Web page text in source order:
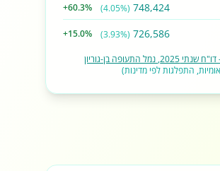
748,424
(4.05%)
+60.3%
726,586
(3.93%)
+15.0%
התעופה בן-גוריון
התפלגות לפי מדינות)